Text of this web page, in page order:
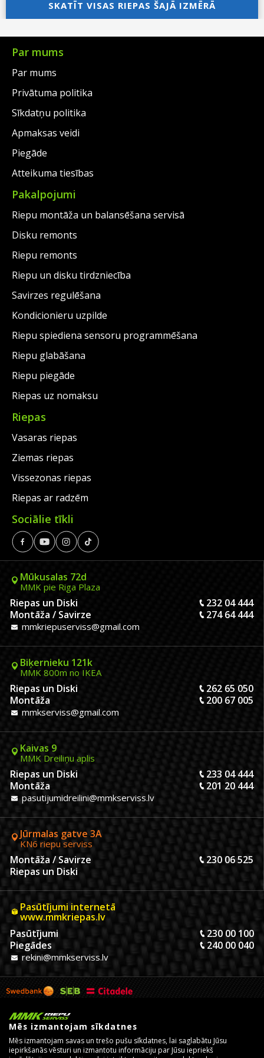
was:
€135.00.
price
is:
€93.50.
was:
€123.00.
price
is:
SKATĪT VISAS RIEPAS ŠAJĀ IZMĒRĀ
Par mums
Par mums
Privātuma politika
Sīkdatņu politika
Apmaksas veidi
Piegāde
Atteikuma tiesības
Pakalpojumi
Riepu montāža un balansēšana servisā
Disku remonts
Riepu remonts
Riepu un disku tirdzniecība
Savirzes regulēšana
Kondicionieru uzpilde
Riepu spiediena sensoru programmēšana
Riepu glabāšana
Riepu piegāde
Riepas uz nomaksu
Riepas
Vasaras riepas
Ziemas riepas
Vissezonas riepas
Riepas ar radzēm
Sociālie tīkli
Mūkusalas 72d
MMK pie Riga Plaza
Riepas un Diski
232 04 444
Montāža / Savirze
274 64 444
mmkriepuserviss@gmail.com
Biķernieku 121k
MMK 800m no IKEA
Riepas un Diski
262 65 050
Montāža
200 67 005
mmkserviss@gmail.com
Kaivas 9
MMK Dreiliņu aplis
Riepas un Diski
233 04 444
Montāža
201 20 444
pasutijumidreilini@mmkserviss.lv
Jūrmalas gatve 3A
KN6 riepu serviss
Montāža / Savirze
230 06 525
Riepas un Diski
Pasūtījumi internetā
www.mmkriepas.lv
Pasūtījumi
230 00 100
Piegādes
240 00 040
rekini@mmkserviss.lv
Mēs izmantojam sīkdatnes
Mēs izmantojam savas un trešo pušu sīkdatnes, lai saglabātu Jūsu
iepirkšanās vēsturi un izmantotu informāciju par Jūsu iepriekš